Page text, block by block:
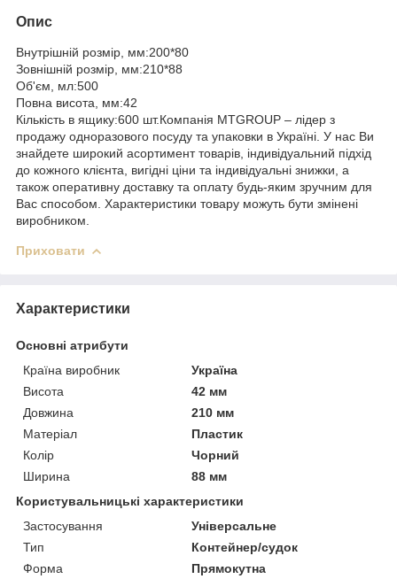
Опис
Внутрішній розмір, мм:200*80
Зовнішній розмір, мм:210*88
Об'єм, мл:500
Повна висота, мм:42
Кількість в ящику:600 шт.Компанія MTGROUP – лідер з
продажу одноразового посуду та упаковки в Україні. У нас Ви
знайдете широкий асортимент товарів, індивідуальний підхід
до кожного клієнта, вигідні ціни та індивідуальні знижки, а
також оперативну доставку та оплату будь-яким зручним для
Вас способом. Характеристики товару можуть бути змінені
виробником.
Приховати
Характеристики
Основні атрибути
Країна виробник
Україна
Висота
42 мм
Довжина
210 мм
Матеріал
Пластик
Колір
Чорний
Ширина
88 мм
Користувальницькі характеристики
Застосування
Універсальне
Тип
Контейнер/судок
Форма
Прямокутна